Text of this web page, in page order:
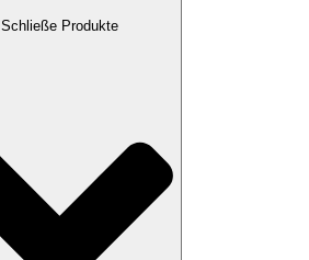
Schließe Produkte